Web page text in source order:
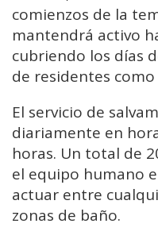
comienzos de la
mantendrá activo
cubriendo los días
de residentes
El servicio de
diariamente en
horas. Un total de
el equipo humano
actuar entre
zonas de baño.